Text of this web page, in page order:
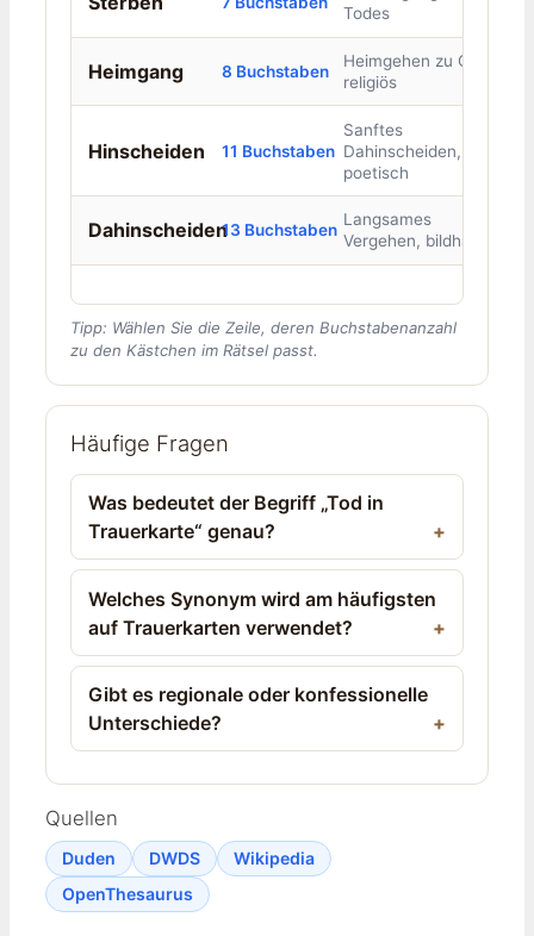
Todes
Heimgang 8 Buchstaben
Heimgehen zu Gott,
religiös
Hinscheiden 11 Buchstaben
Sanftes
Dahinscheiden,
poetisch
Dahinscheiden13 Buchstaben
Langsames
Vergehen, bildhaft
Tipp: Wählen Sie die Zeile, deren Buchstabenanzahl
zu den Kästchen im Rätsel passt.
Häufige Fragen
Was bedeutet der Begriff „Tod in
Trauerkarte“ genau?
Welches Synonym wird am häufigsten
auf Trauerkarten verwendet?
Gibt es regionale oder konfessionelle
Unterschiede?
Quellen
Duden DWDS
Wikipedia
OpenThesaurus